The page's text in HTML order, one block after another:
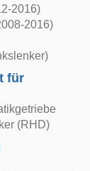
2016)
2016)
für
(RHD)